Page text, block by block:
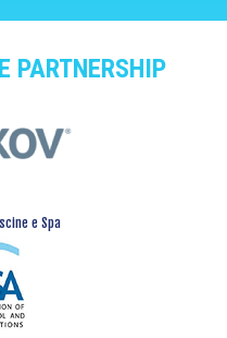
PARTNERSHIP
e Spa